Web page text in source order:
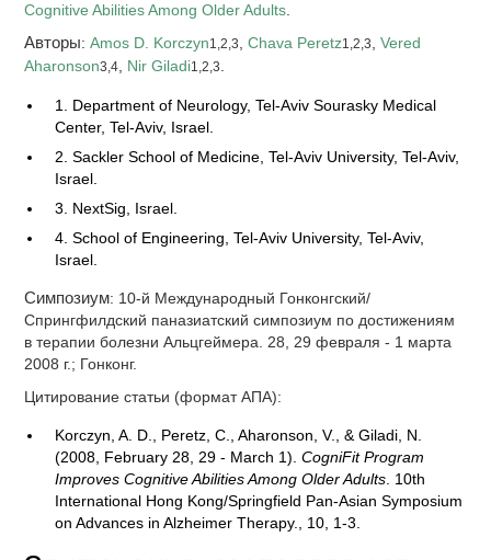
Cognitive Abilities Among Older Adults
Авторы:Amos D. Korczyn1,2,3 ,Chava Peretz1,2,3 ,Vered
Aharonson3,4 Nir Giladi1,2,3
1. Department of Neurology, Tel-Aviv Sourasky Medical
Center, Tel-Aviv, Israel.
2. Sackler School of Medicine, Tel-Aviv University, Tel-Aviv,
Israel.
3. NextSig, Israel.
4. School of Engineering, Tel-Aviv University, Tel-Aviv,
Israel.
Симпозиум: 10-й Международный Гонконгский/
Спрингфилдский паназиатский симпозиум по достижениям
в терапии болезни Альцгеймера. 28, 29 февраля - 1 марта
2008 г.; Гонконг.
Цитирование статьи (формат АПА):
Korczyn, A. D., Peretz, C., Aharonson, V., & Giladi, N.
(2008, February 28, 29 - March 1).CogniFit Program
Improves Cognitive Abilities Among Older Adults . 10th
International Hong Kong/Springfield Pan-Asian Symposium
on Advances in Alzheimer Therapy., 10, 1-3.